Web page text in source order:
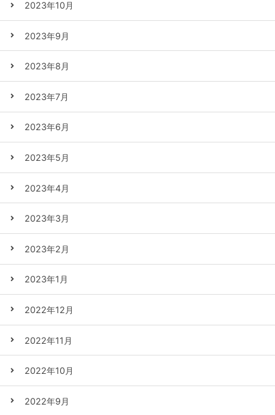
2023年10月
2023年9月
2023年8月
2023年7月
2023年6月
2023年5月
2023年4月
2023年3月
2023年2月
2023年1月
2022年12月
2022年11月
2022年10月
2022年9月